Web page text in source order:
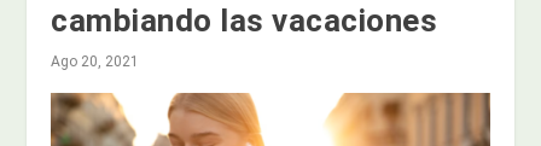
cambiando las vacaciones
Ago 20, 2021